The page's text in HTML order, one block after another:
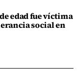
edad fue víctima
social en